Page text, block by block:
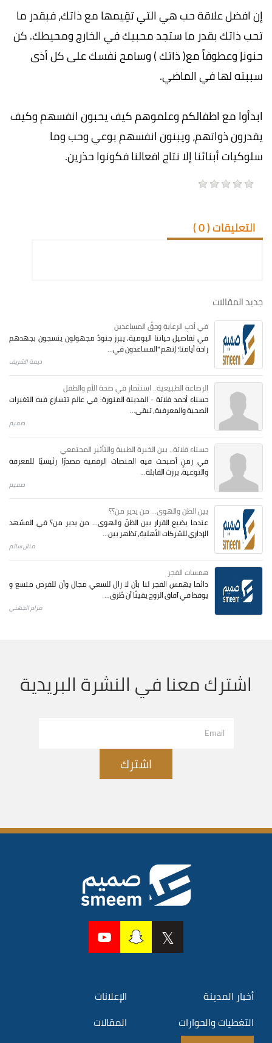
إن افضل علاقة حب هي التي تقِيمها مع ذاتك، فبقدر ما
تحب ذاتك بقدر ما ستجد محبيك في الخارج ومحيطك. كن
حنوناٍ وعطوفاً مع( ذاتك ) وسامح نفسك على كل أذى
سببته لها في الماضي.
ابدأوا مع اطفالكم وعلموهم كيف يحبون انفسهم وكيف
يقدرون ذواتهم، ويبنون انفسهم بوعي وحب وما
سلوكيات أبنائنا إلا نتاج افعالنا فكونوا حذرين.
التعليقات (0
)
جديد المقالات
في أدبِ الرعايةِ وحقِّ المساعدين
في تفاصيل حياتنا اليومية، يبرز جنودٌ مجهولون ينسجون بجهدهم
راحة أيامنا؛ إنهم "المساعدون في...
ديمة الشريف
الرضاعة الطبيعية.. استثمار في صحة الأم والطفل
حسناء أحمد فلاتة - المدينة المنورة: في عالم تتسارع فيه التغيرات
الصحية والمعرفية، تبقى...
صميم
حسناء فلاتة.. بين الخبرة الطبية والتأثير المجتمعي
في زمنٍ أصبحت فيه المنصات الرقمية مصدرًا رئيسيًا للمعرفة
والتوعية، برزت القابلة...
صميم
بين الظن والهوى... من يدير من؟؟
عندما يضيع القرار بين الظنّ والهوى… من يدير من؟ في المشهد
الإداري للشركات الأهلية، تظهر بين...
منال سالم
همسات الفجر
دائما يهمس الفجر لنا بأن لا زال للسعي مجال وأن للفرص متسع و
يوقظ في آفاق الروح يقينًا أن طُرق...
مرام الجهني
اشترك معنا في النشرة البريدية
اشترك
أخبار المدينة
الإعلانات
التغطيات والحوارات
المقالات